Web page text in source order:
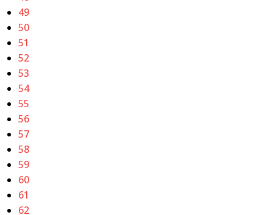
49
50
51
52
53
54
55
56
57
58
59
60
61
62